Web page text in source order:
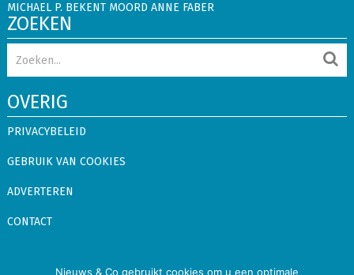
MICHAEL P. BEKENT MOORD ANNE FABER
ZOEKEN
OVERIG
PRIVACYBELEID
GEBRUIK VAN COOKIES
ADVERTEREN
CONTACT
Nieuws & Co gebruikt cookies om u een optimale